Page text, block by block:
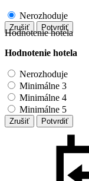
Nerozhoduje
Zrušiť Potvrdiť
Hodnotenie hotela
Hodnotenie hotela
Nerozhoduje
Minimálne 3
Minimálne 4
Minimálne 5
Zrušiť Potvrdiť